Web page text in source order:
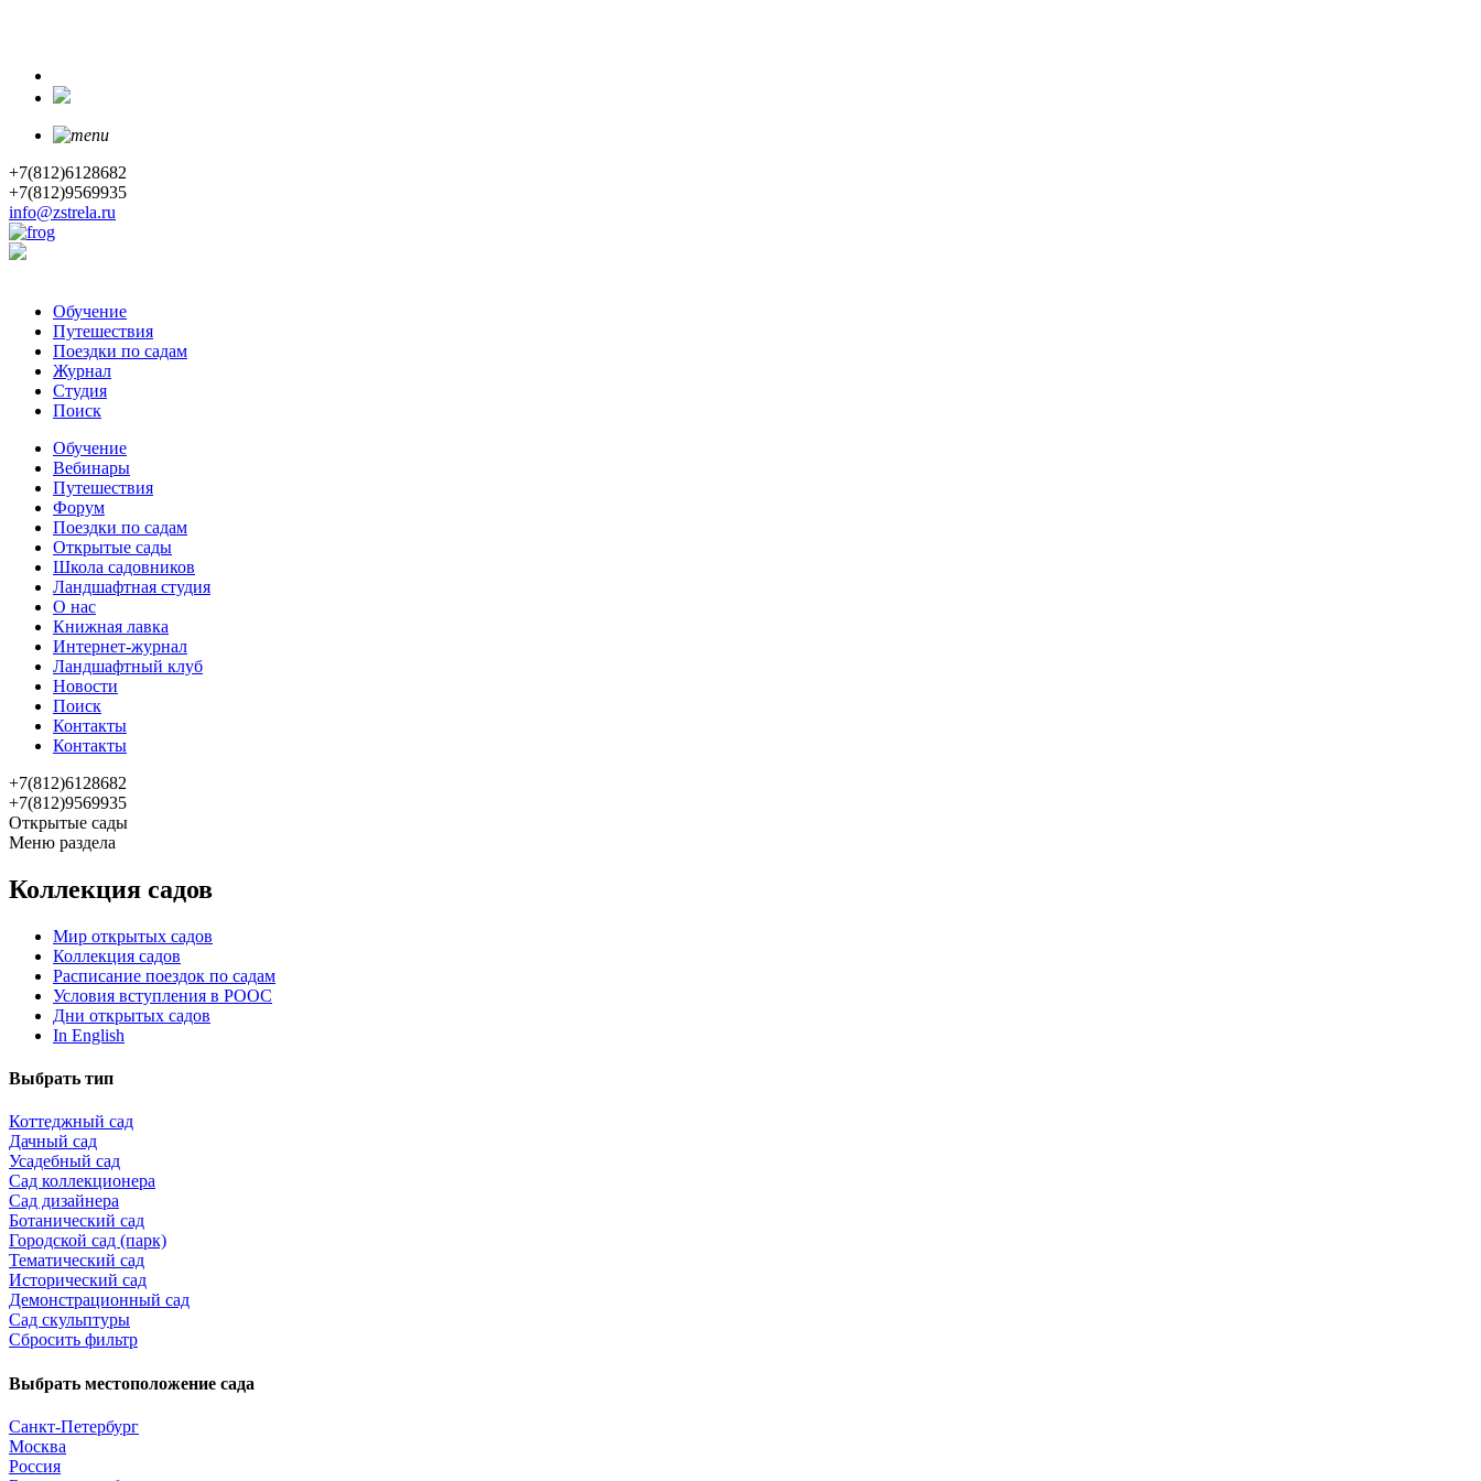
+7(812)6128682
+7(812)9569935
info@zstrela.ru
Обучение
Путешествия
Поездки по садам
Журнал
Студия
Поиск
Обучение
Вебинары
Путешествия
Форум
Поездки по садам
Открытые сады
Школа садовников
Ландшафтная студия
О нас
Книжная лавка
Интернет-журнал
Ландшафтный клуб
Новости
Поиск
Контакты
Контакты
+7(812)6128682
+7(812)9569935
Открытые сады
Меню раздела
Коллекция садов
Мир открытых садов
Коллекция садов
Расписание поездок по садам
Условия вступления в РООС
Дни открытых садов
In English
Выбрать тип
Коттеджный сад
Дачный сад
Усадебный сад
Сад коллекционера
Сад дизайнера
Ботанический сад
Городской сад (парк)
Тематический сад
Исторический сад
Демонстрационный сад
Сад скульптуры
Сбросить фильтр
Выбрать местоположение сада
Санкт-Петербург
Москва
Россия